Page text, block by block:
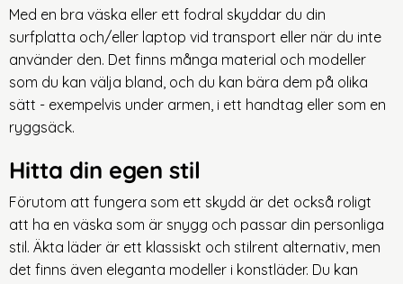
Med en bra väska eller ett fodral skyddar du din
surfplatta och/eller laptop vid transport eller när du inte
använder den. Det finns många material och modeller
som du kan välja bland, och du kan bära dem på olika
sätt - exempelvis under armen, i ett handtag eller som en
ryggsäck.
Hitta din egen stil
Förutom att fungera som ett skydd är det också roligt
att ha en väska som är snygg och passar din personliga
stil. Äkta läder är ett klassiskt och stilrent alternativ, men
det finns även eleganta modeller i konstläder. Du kan